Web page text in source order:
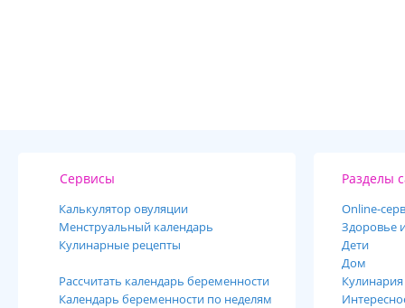
Сервисы
Калькулятор овуляции
Менструальный календарь
Кулинарные рецепты
Рассчитать календарь беременности
Календарь беременности по неделям
Разделы
Online-
Здоровье
Дети
Дом
Кулинария